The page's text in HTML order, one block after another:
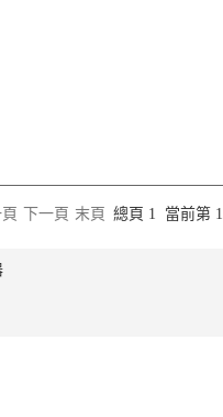
頁 下一頁 末頁 總頁 1 當前第